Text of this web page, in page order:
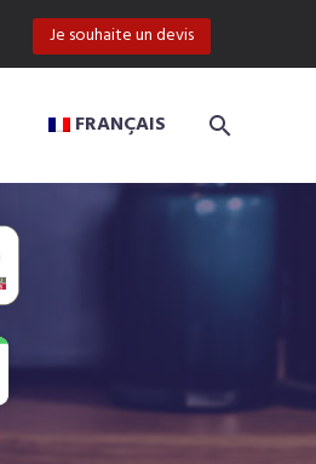
Je souhaite un devis
FRANÇAIS